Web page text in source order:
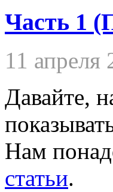
Часть 1
11 апреля
Давайте,
Нам
статьи.